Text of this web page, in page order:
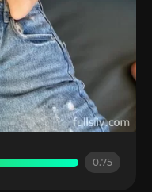
0.75